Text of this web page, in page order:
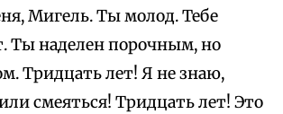
Мигель. Ты молод. Тебе
Ты наделен порочным, но
Тридцать лет! Я не знаю,
смеяться! Тридцать лет! Это